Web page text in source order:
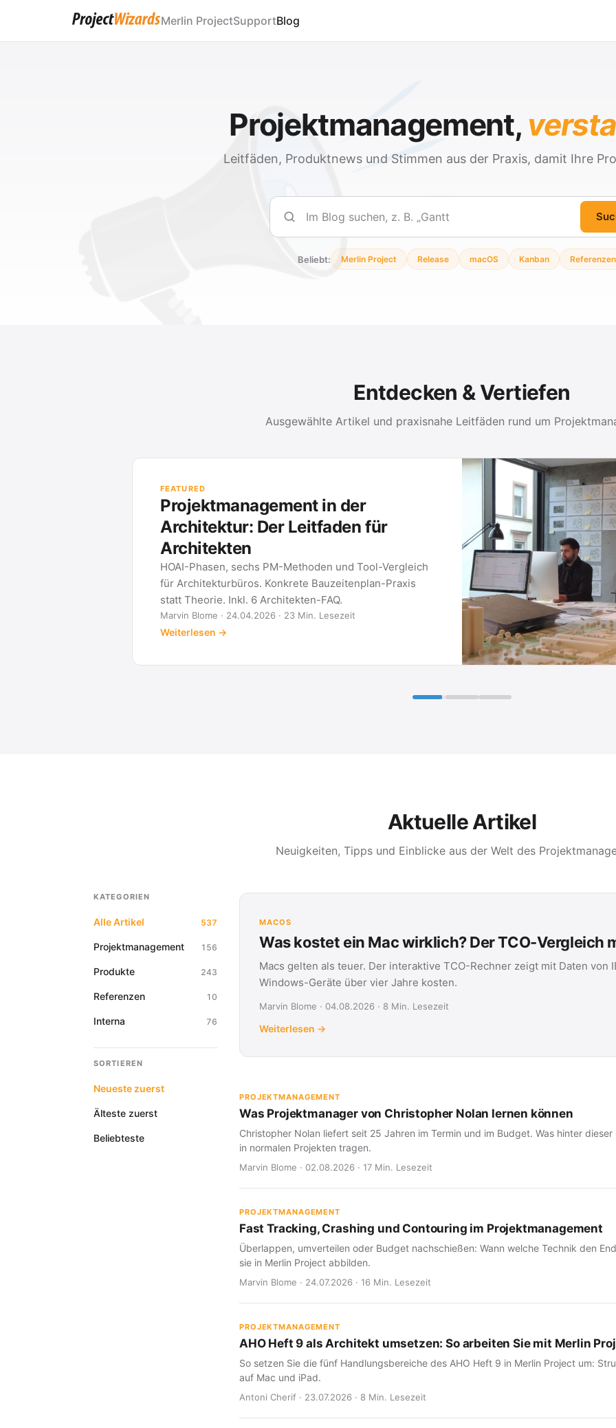
Merlin ProjectSupportBlog
Projektmanagement,
Leitfäden, Produktnews und Stimmen aus der Praxis, damit Ihre
Suchen
Beliebt: Merlin Project Release macOS Kanban Referenzen
Entdecken & Vertiefen
Ausgewählte Artikel und praxisnahe Leitfäden rund um
Methoden und Werkzeuge für Ihre Projektarbeit: vom klassischen Gantt-Plan bis zur Mindmap.
METHODE 01
Gantt Charts
Was ein Gantt-Diagramm ist, wie Sie
eines erstellen und welche Tools sich
2026 …
METHODE 02
Kanban-Boards
Wie Kanban funktioniert, welche
Regeln Teams steuern und wie Sie ein
Aktuelle Artikel
Neuigkeiten, Tipps und Einblicke aus der Welt des
KATEGORIEN
Alle Artikel 537
Projektmanagement 156
Produkte 243
Referenzen 10
Interna 76
SORTIEREN
Neueste zuerst
Älteste zuerst
Beliebteste
MACOS
Was kostet ein Mac wirklich? Der TCO-Vergleich
Macs gelten als teuer. Der interaktive TCO-Rechner zeigt mit Daten von
Windows-Geräte über vier Jahre kosten.
Marvin Blome · 04.08.2026 · 8 Min. Lesezeit
Weiterlesen →
PROJEKTMANAGEMENT
Was Projektmanager von Christopher Nolan lernen können
Christopher Nolan liefert seit 25 Jahren im Termin und im Budget. Was hinter
in normalen Projekten tragen.
Marvin Blome · 02.08.2026 · 17 Min. Lesezeit
PROJEKTMANAGEMENT
Fast Tracking, Crashing und Contouring im Projektmanagement
Überlappen, umverteilen oder Budget nachschießen: Wann welche Technik den
sie in Merlin Project abbilden.
Marvin Blome · 24.07.2026 · 16 Min. Lesezeit
PROJEKTMANAGEMENT
AHO Heft 9 als Architekt umsetzen: So arbeiten Sie mit Merlin
So setzen Sie die fünf Handlungsbereiche des AHO Heft 9 in Merlin Project um:
auf Mac und iPad.
Antoni Cherif · 23.07.2026 · 8 Min. Lesezeit